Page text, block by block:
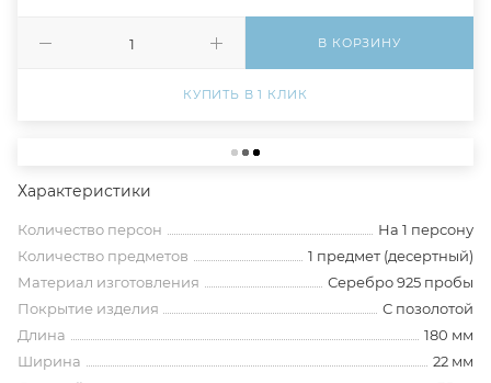
В КОРЗИНУ
КУПИТЬ В 1 КЛИК
Характеристики
Количество персон
На 1 персону
Количество предметов
1 предмет (десертный)
Материал изготовления
Серебро 925 пробы
Покрытие изделия
С позолотой
Длина
180 мм
Ширина
22 мм